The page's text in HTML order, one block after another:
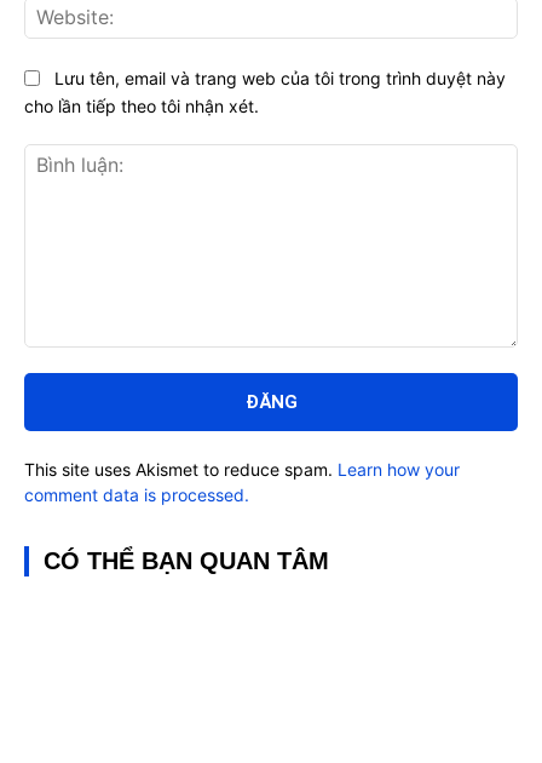
luận:
Lưu tên, email và trang web của tôi trong trình duyệt này
cho lần tiếp theo tôi nhận xét.
This site uses Akismet to reduce spam. Learn how your
comment data is processed.
CÓ THỂ BẠN QUAN TÂM